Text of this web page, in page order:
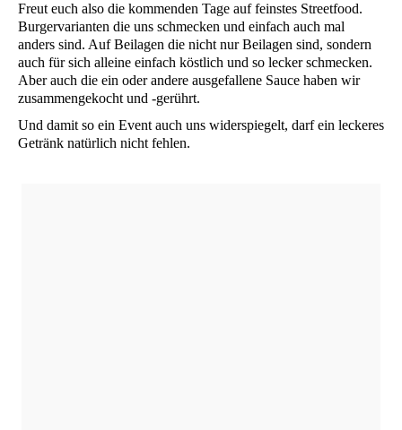
Freut euch also die kom­men­den Tage auf feins­tes Street­food.
Bur­ger­va­ri­an­ten die uns schme­cken und ein­fach auch mal
anders sind. Auf Bei­la­gen die nicht nur Bei­la­gen sind, son­dern
auch für sich allei­ne ein­fach köst­lich und so lecker schme­cken.
Aber auch die ein oder ande­re aus­ge­fal­le­ne Sau­ce haben wir
zusam­men­ge­kocht und ‑gerührt.
Und damit so ein Event auch uns wider­spie­gelt, darf ein lecke­res
Getränk natür­lich nicht fehlen.